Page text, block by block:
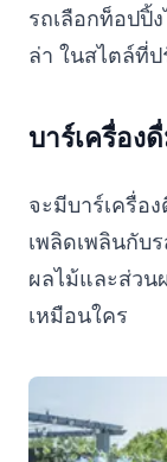
รถเลือกท็อปปิ้
ล่า ในสไตล์ที่
บาร์เครื่อง
จะมีบาร์เครื่อ
เพลิดเพลินกับ
ผลไม้และส่วน
เหมือนใคร